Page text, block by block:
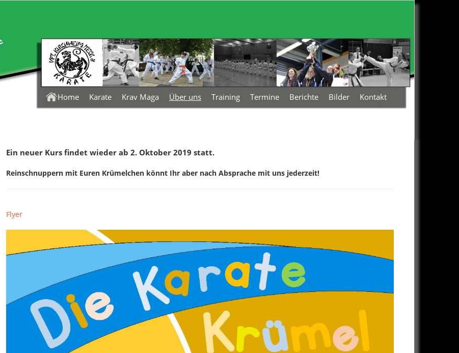
Home Karate Krav Maga Über uns Training Termine Berichte Bilder Kontakt
Ein neuer Kurs findet wieder ab 2. Oktober 2019 statt.
Reinschnuppern mit Euren Krümelchen könnt Ihr aber nach Absprache mit uns jederzeit!
Flyer